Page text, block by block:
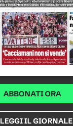
ABBONATI ORA
LEGGI IL GIORNALE